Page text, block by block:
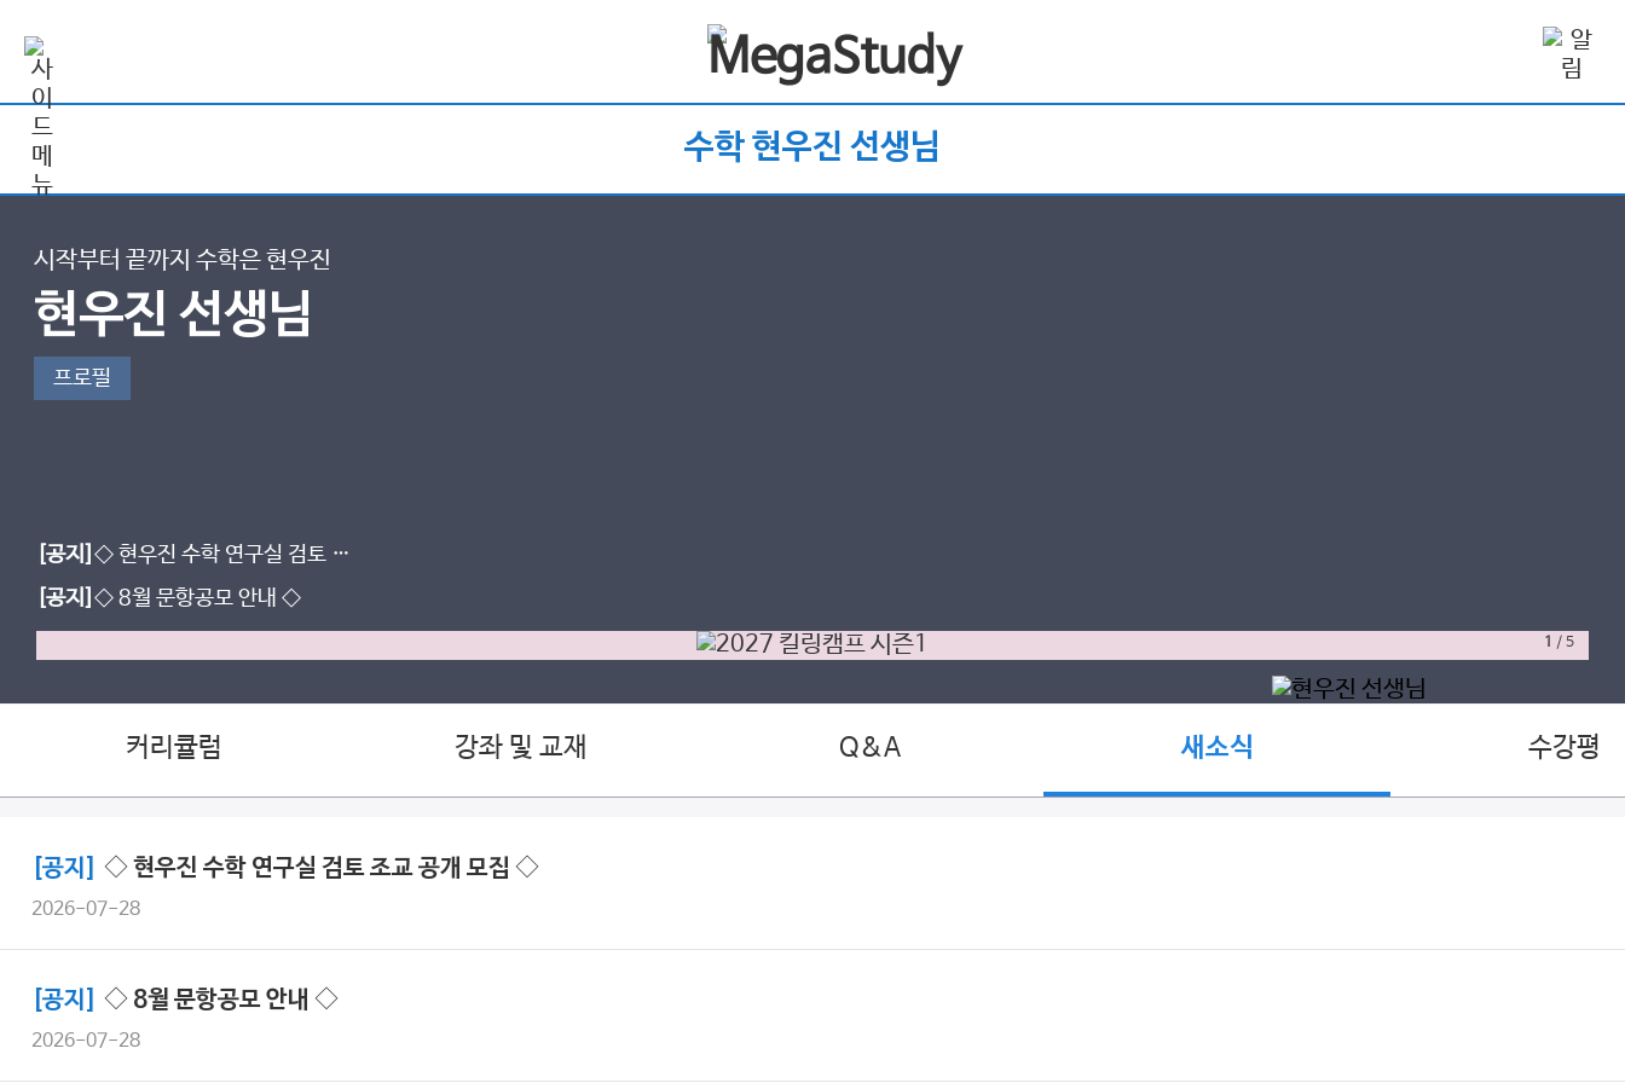
수학 현우진 선생님
시작부터 끝까지 수학은 현우진
현우진 선생님
프로필
[공지] ◇ 현우진 수학 연구실 검토 조
교 공개 모집 ◇
[공지] ◇ 8월 문항공모 안내 ◇
1 /5
커리큘럼 강좌 및 교재 Q&A 새소식 수강평
[공지] ◇ 현우진 수학 연구실 검토 조교 공개 모집 ◇
2026-07-28
[공지] ◇ 8월 문항공모 안내 ◇
2026-07-28